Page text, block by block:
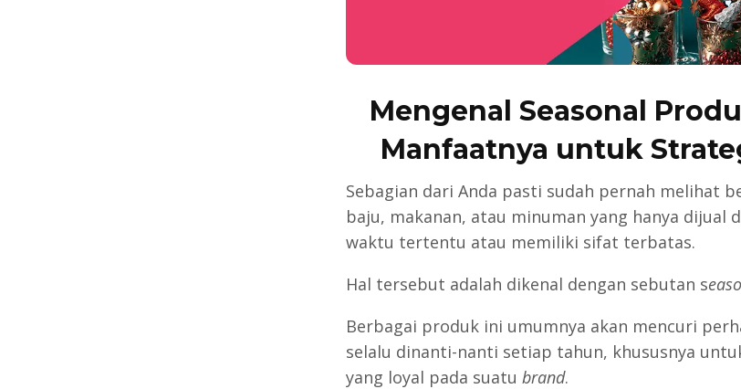
Mengenal Seasonal
Manfaatnya untuk
Sebagian dari Anda pasti sudah pernah melihat
baju, makanan, atau minuman yang hanya dijual
waktu tertentu atau memiliki sifat terbatas.
Hal tersebut adalah dikenal dengan sebutan s
Berbagai produk ini umumnya akan mencuri
selalu dinanti-nanti setiap tahun, khususnya
yang loyal pada suatu brand.